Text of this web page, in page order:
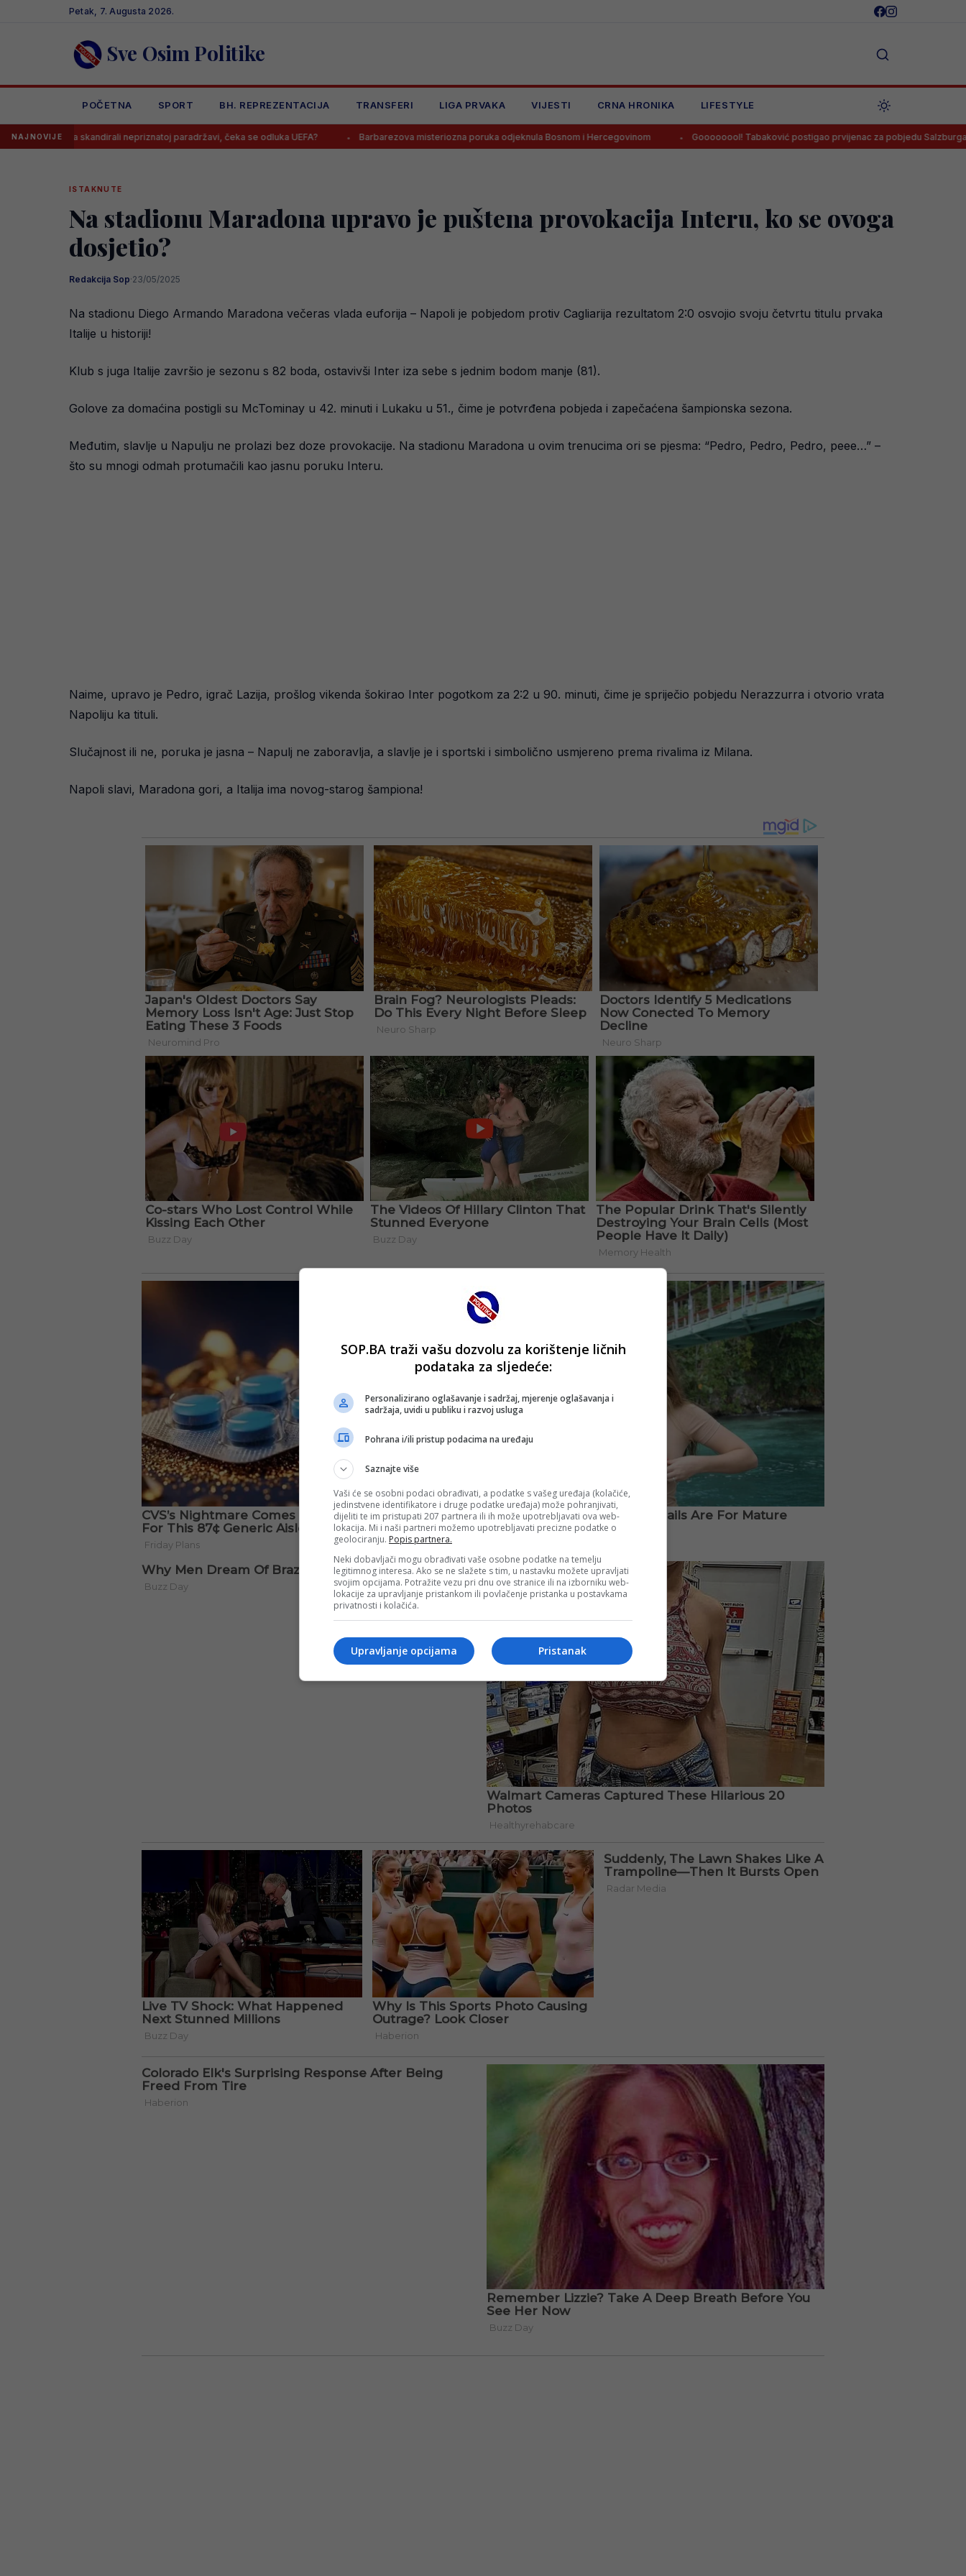
Petak, 7. Augusta 2026.
Sve Osim Politike
POČETNA SPORT BH. REPREZENTACIJA TRANSFERI LIGA PRVAKA VIJESTI CRNA HRONIKA LIFESTYLE
NAJNOVIJE
skandirali nepriznatoj paradržavi, čeka se odluka UEFA? Barbarezova misteriozna poruka odjeknula Bosnom i Hercegovinom Goooooool! Tabaković postigao prvijenac za pobjedu Salzburga!
ISTAKNUTE
Na stadionu Maradona upravo je puštena provokacija Interu, ko se ovoga
dosjetio?
Redakcija Sop·23/05/2025
Na stadionu Diego Armando Maradona večeras vlada euforija – Napoli je pobjedom protiv Cagliarija rezultatom 2:0 osvojio svoju četvrtu titulu prvaka
Italije u historiji!
Klub s juga Italije završio je sezonu s 82 boda, ostavivši Inter iza sebe s jednim bodom manje (81).
Golove za domaćina postigli su McTominay u 42. minuti i Lukaku u 51., čime je potvrđena pobjeda i zapečaćena šampionska sezona.
Međutim, slavlje u Napulju ne prolazi bez doze provokacije. Na stadionu Maradona u ovim trenucima ori se pjesma: “Pedro, Pedro, Pedro, peee…” –
što su mnogi odmah protumačili kao jasnu poruku Interu.
Naime, upravo je Pedro, igrač Lazija, prošlog vikenda šokirao Inter pogotkom za 2:2 u 90. minuti, čime je spriječio pobjedu Nerazzurra i otvorio vrata
Napoliju ka tituli.
Slučajnost ili ne, poruka je jasna – Napulj ne zaboravlja, a slavlje je i sportski i simbolično usmjereno prema rivalima iz Milana.
Napoli slavi, Maradona gori, a Italija ima novog-starog šampiona!
SOP.BA traži vašu dozvolu za korištenje ličnih
podataka za sljedeće:
Personalizirano oglašavanje i sadržaj, mjerenje oglašavanja i
sadržaja, uvidi u publiku i razvoj usluga
Pohrana i/ili pristup podacima na uređaju
Saznajte više
Vaši će se osobni podaci obrađivati, a podatke s vašeg uređaja (kolačiće,
jedinstvene identifikatore i druge podatke uređaja) može pohranjivati,
dijeliti te im pristupati 207 partnera ili ih može upotrebljavati ova web-
lokacija. Mi i naši partneri možemo upotrebljavati precizne podatke o
geolociranju. Popis partnera.
Neki dobavljači mogu obrađivati vaše osobne podatke na temelju
legitimnog interesa. Ako se ne slažete s tim, u nastavku možete upravljati
svojim opcijama. Potražite vezu pri dnu ove stranice ili na izborniku web-
lokacije za upravljanje pristankom ili povlačenje pristanka u postavkama
privatnosti i kolačića.
Pristanak
Upravljanje opcijama